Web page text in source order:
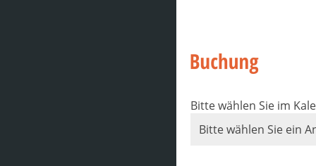
Bitte wählen Sie im
Bitte wählen Sie ein